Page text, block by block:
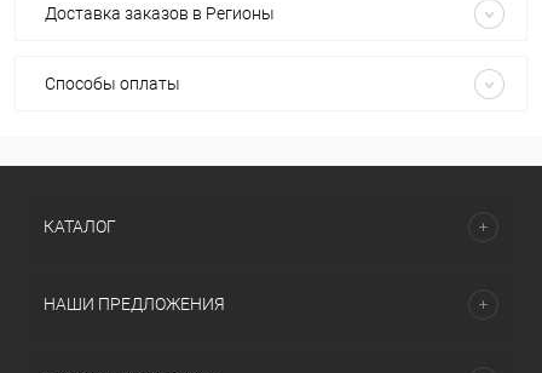
Доставка заказов в Регионы
Способы оплаты
КАТАЛОГ
НАШИ ПРЕДЛОЖЕНИЯ